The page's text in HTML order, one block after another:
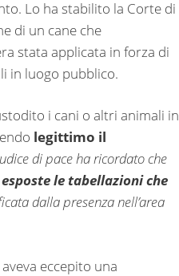
Lo ha stabilito la Corte di
di un cane che
stata applicata in forza di
in luogo pubblico.
i cani o altri animali in
legittimo il
di pace ha ricordato che
le tabellazioni che
dalla presenza nell’area
eccepito una